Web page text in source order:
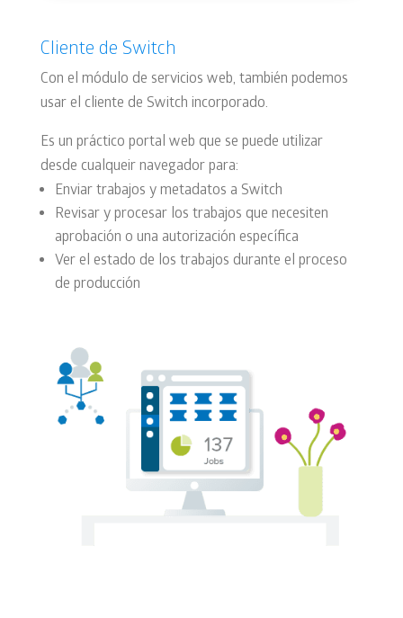
Cliente de Switch
Con el módulo de servicios web, también podemos
usar el cliente de Switch incorporado.
Es un práctico portal web que se puede utilizar
desde cualqueir navegador para:
Enviar trabajos y metadatos a Switch
Revisar y procesar los trabajos que necesiten
aprobación o una autorización específica
Ver el estado de los trabajos durante el proceso
de producción